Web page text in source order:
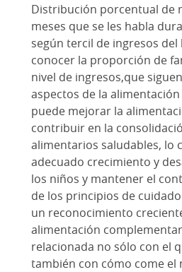
Distribución porcentual de
meses que se les habla
según tercil de ingresos
conocer la proporción de
nivel de ingresos,que
aspectos de la
puede mejorar la
contribuir en la
alimentarios saludables, lo
adecuado crecimiento y
los niños y mantener el
de los principios de
un reconocimiento
alimentación
relacionada no sólo con el
también con cómo come el